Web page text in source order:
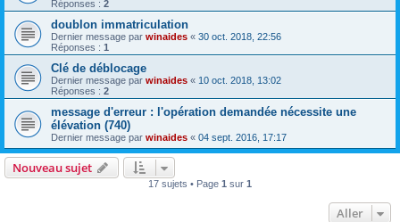
Réponses : 2
doublon immatriculation
Dernier message par winaides « 30 oct. 2018, 22:56
Réponses : 1
Clé de déblocage
Dernier message par winaides « 10 oct. 2018, 13:02
Réponses : 2
message d'erreur : l'opération demandée nécessite une
élévation (740)
Dernier message par winaides « 04 sept. 2016, 17:17
Nouveau sujet
17 sujets • Page 1 sur 1
Aller